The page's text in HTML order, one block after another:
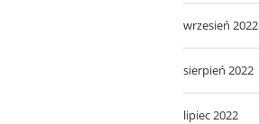
wrzesień 2022
sierpień 2022
lipiec 2022